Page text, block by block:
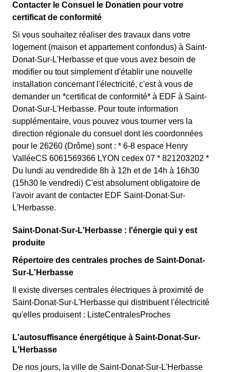
Contacter le Consuel le Donatien pour votre
certificat de conformité
Si vous souhaitez réaliser des travaux dans votre
logement (maison et appartement confondus) à Saint-
Donat-Sur-L'Herbasse et que vous avez besoin de
modifier ou tout simplement d'établir une nouvelle
installation concernant l'électricité, c'est à vous de
demander un *certificat de conformité* à EDF à Saint-
Donat-Sur-L'Herbasse. Pour toute information
supplémentaire, vous pouvez vous tourner vers la
direction régionale du consuel dont les coordonnées
pour le 26260 (Drôme) sont : * 6-8 espace Henry
ValléeCS 6061569366 LYON cedex 07 * 821203202 *
Du lundi au vendredide 8h à 12h et de 14h à 16h30
(15h30 le vendredi) C'est absolument obligatoire de
l'avoir avant de contacter EDF Saint-Donat-Sur-
L'Herbasse.
Saint-Donat-Sur-L'Herbasse : l'énergie qui y est
produite
Répertoire des centrales proches de Saint-Donat-
Sur-L'Herbasse
Il existe diverses centrales électriques à proximité de
Saint-Donat-Sur-L'Herbasse qui distribuent l'électricité
qu'elles produisent : ListeCentralesProches
L'autosuffisance énergétique à Saint-Donat-Sur-
L'Herbasse
De nos jours, la ville de Saint-Donat-Sur-L'Herbasse